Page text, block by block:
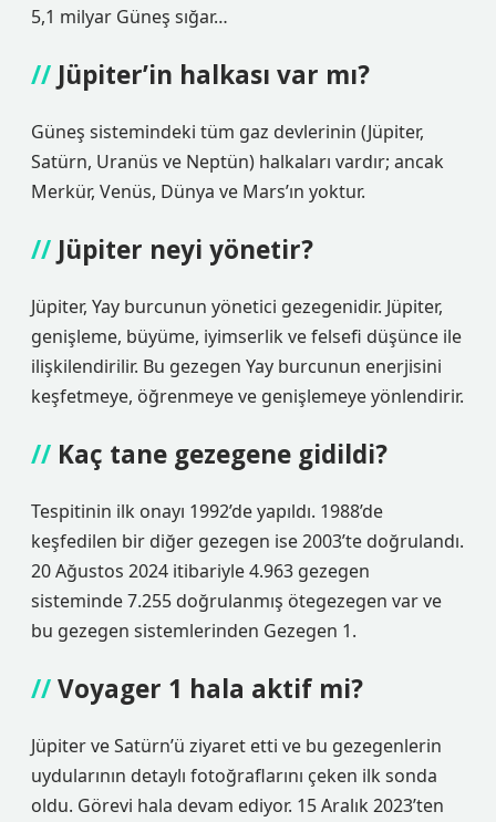
5,1 milyar Güneş sığar…
Jüpiter’in halkası var mı?
Güneş sistemindeki tüm gaz devlerinin (Jüpiter,
Satürn, Uranüs ve Neptün) halkaları vardır; ancak
Merkür, Venüs, Dünya ve Mars’ın yoktur.
Jüpiter neyi yönetir?
Jüpiter, Yay burcunun yönetici gezegenidir. Jüpiter,
genişleme, büyüme, iyimserlik ve felsefi düşünce ile
ilişkilendirilir. Bu gezegen Yay burcunun enerjisini
keşfetmeye, öğrenmeye ve genişlemeye yönlendirir.
Kaç tane gezegene gidildi?
Tespitinin ilk onayı 1992’de yapıldı. 1988’de
keşfedilen bir diğer gezegen ise 2003’te doğrulandı.
20 Ağustos 2024 itibariyle 4.963 gezegen
sisteminde 7.255 doğrulanmış ötegezegen var ve
bu gezegen sistemlerinden Gezegen 1.
Voyager 1 hala aktif mi?
Jüpiter ve Satürn’ü ziyaret etti ve bu gezegenlerin
uydularının detaylı fotoğraflarını çeken ilk sonda
oldu. Görevi hala devam ediyor. 15 Aralık 2023’ten